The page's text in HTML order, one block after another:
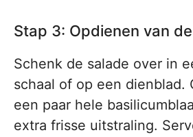
Stap 3: Opdienen van
Schenk de salade over in
schaal of op een dienblad.
een paar hele
extra frisse uitstraling.